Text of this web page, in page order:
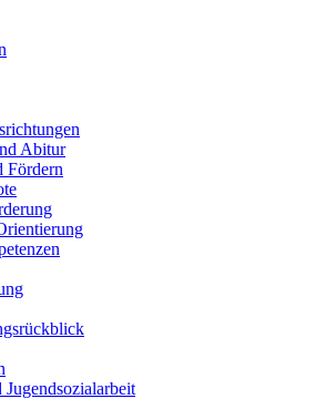
Abitur
Fördern